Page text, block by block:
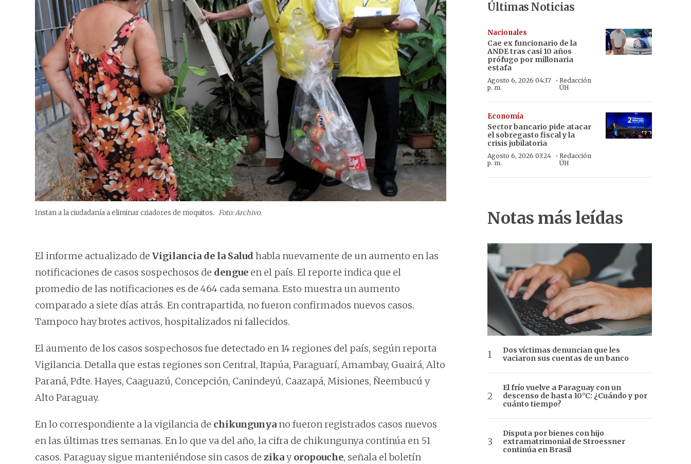
Instan a la ciudadanía a eliminar criadores de moquitos. Foto: Archivo.
El informe actualizado de Vigilancia de la Salud habla nuevamente de un aumento en las
notificaciones de casos sospechosos de dengue en el país. El reporte indica que el
promedio de las notificaciones es de 464 cada semana. Esto muestra un aumento
comparado a siete días atrás. En contrapartida, no fueron confirmados nuevos casos.
Tampoco hay brotes activos, hospitalizados ni fallecidos.
El aumento de los casos sospechosos fue detectado en 14 regiones del país, según reporta
Vigilancia. Detalla que estas regiones son Central, Itapúa, Paraguarí, Amambay, Guairá, Alto
Paraná, Pdte. Hayes, Caaguazú, Concepción, Canindeyú, Caazapá, Misiones, Ñeembucú y
Alto Paraguay.
En lo correspondiente a la vigilancia de chikungunya no fueron registrados casos nuevos
en las últimas tres semanas. En lo que va del año, la cifra de chikungunya continúa en 51
casos. Paraguay sigue manteniéndose sin casos de zikayoropouche, señala el boletín
Últimas Noticias
Nacionales
Cae ex funcionario de la
ANDE tras casi 10 años
prófugo por millonaria
estafa
Agosto 6, 2026 04:37
p. m.
· Redacción
ÚH
Economía
Sector bancario pide atacar
el sobregasto fiscal y la
crisis jubilatoria
Agosto 6, 2026 03:24
p. m.
· Redacción
ÚH
Notas más leídas
Dos víctimas denuncian que les
vaciaron sus cuentas de un banco
El frío vuelve a Paraguay con un
descenso de hasta 10°C: ¿Cuándo y por
cuánto tiempo?
Disputa por bienes con hijo
extramatrimonial de Stroessner
continúa en Brasil